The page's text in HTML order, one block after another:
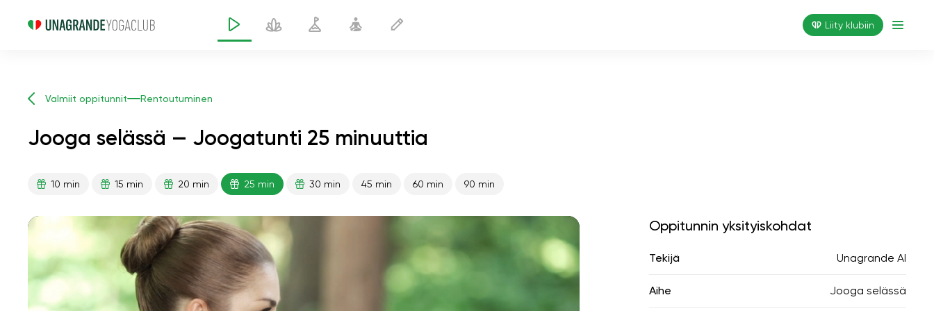
Liity klubiin
Valmiit oppitunnit Rentoutuminen
Jooga selässä — Joogatunti 25 minuuttia
10 min 15 min 20 min 25 min 30 min 45 min 60 min 90 min
Oppitunnin yksityiskohdat
Tekijä Unagrande AI
Aihe Jooga selässä